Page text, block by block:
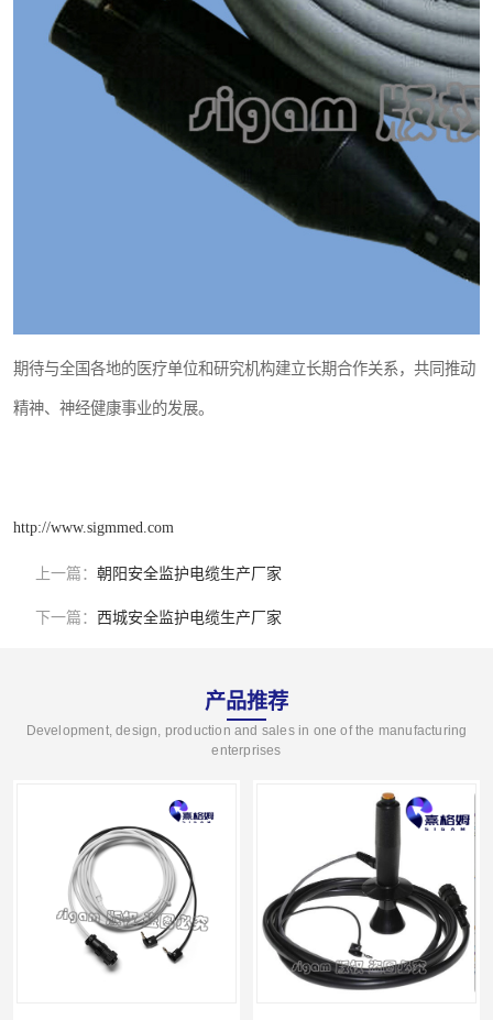
期待与全国各地的医疗单位和研究机构建立长期合作关系，共同推动
精神、神经健康事业的发展。
http://www.sigmmed.com
上一篇： 朝阳安全监护电缆生产厂家
下一篇： 西城安全监护电缆生产厂家
产品推荐
Development, design, production and sales in one of the manufacturing
enterprises